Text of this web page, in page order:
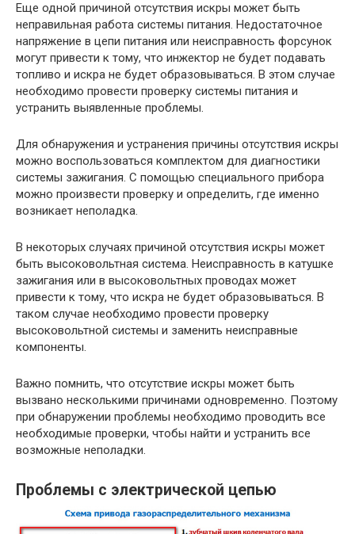
Еще одной причиной отсутствия искры может быть
неправильная работа системы питания. Недостаточное
напряжение в цепи питания или неисправность форсунок
могут привести к тому, что инжектор не будет подавать
топливо и искра не будет образовываться. В этом случае
необходимо провести проверку системы питания и
устранить выявленные проблемы.
Для обнаружения и устранения причины отсутствия искры
можно воспользоваться комплектом для диагностики
системы зажигания. С помощью специального прибора
можно произвести проверку и определить, где именно
возникает неполадка.
В некоторых случаях причиной отсутствия искры может
быть высоковольтная система. Неисправность в катушке
зажигания или в высоковольтных проводах может
привести к тому, что искра не будет образовываться. В
таком случае необходимо провести проверку
высоковольтной системы и заменить неисправные
компоненты.
Важно помнить, что отсутствие искры может быть
вызвано несколькими причинами одновременно. Поэтому
при обнаружении проблемы необходимо проводить все
необходимые проверки, чтобы найти и устранить все
возможные неполадки.
Проблемы с электрической цепью